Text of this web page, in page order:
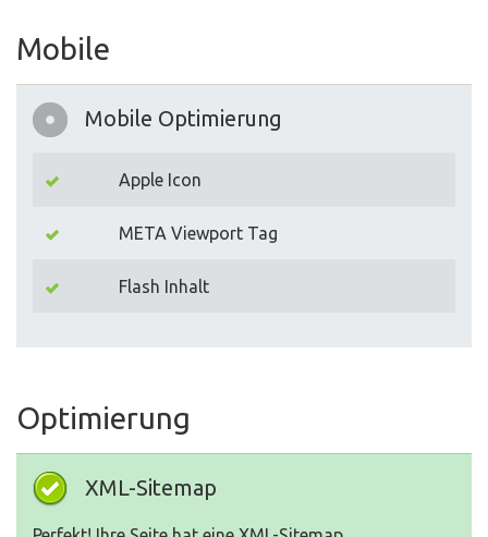
Mobile
Mobile Optimierung
Apple Icon
META Viewport Tag
Flash Inhalt
Optimierung
XML-Sitemap